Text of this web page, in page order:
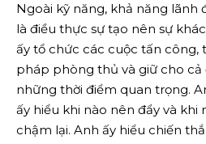
Ngoài kỹ năng, khả năng lãnh
là điều thực sự tạo nên sự
ấy tổ chức các cuộc tấn công,
pháp phòng thủ và giữ cho
những thời điểm quan trọng.
ấy hiểu khi nào nên đẩy và
chậm lại. Anh ấy hiểu chiến